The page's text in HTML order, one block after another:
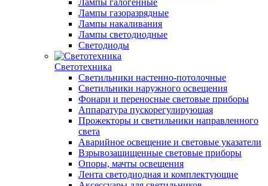
Лампы галогенные
Лампы газоразрядные
Лампы накаливания
Лампы светодиодные
Светодиоды
Светотехника
Светильники настенно-потолочные
Светильники наружного освещения
Фонари и переносные световые приборы
Аппаратура пускорегулирующая
Прожекторы и светильники направленного
света
Аварийное освещение и световые указатели
Взрывозащищенные световые приборы
Опоры, мачты освещения
Лента светодиодная и комплектующие